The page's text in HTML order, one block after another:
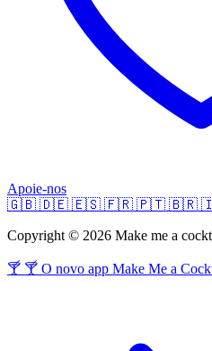
Apoie-nos
🇬🇧 🇩🇪 🇪🇸 🇫🇷 🇵🇹 🇧🇷
Copyright © 2026 Make me a
🍸 🍸 O novo app Make Me a